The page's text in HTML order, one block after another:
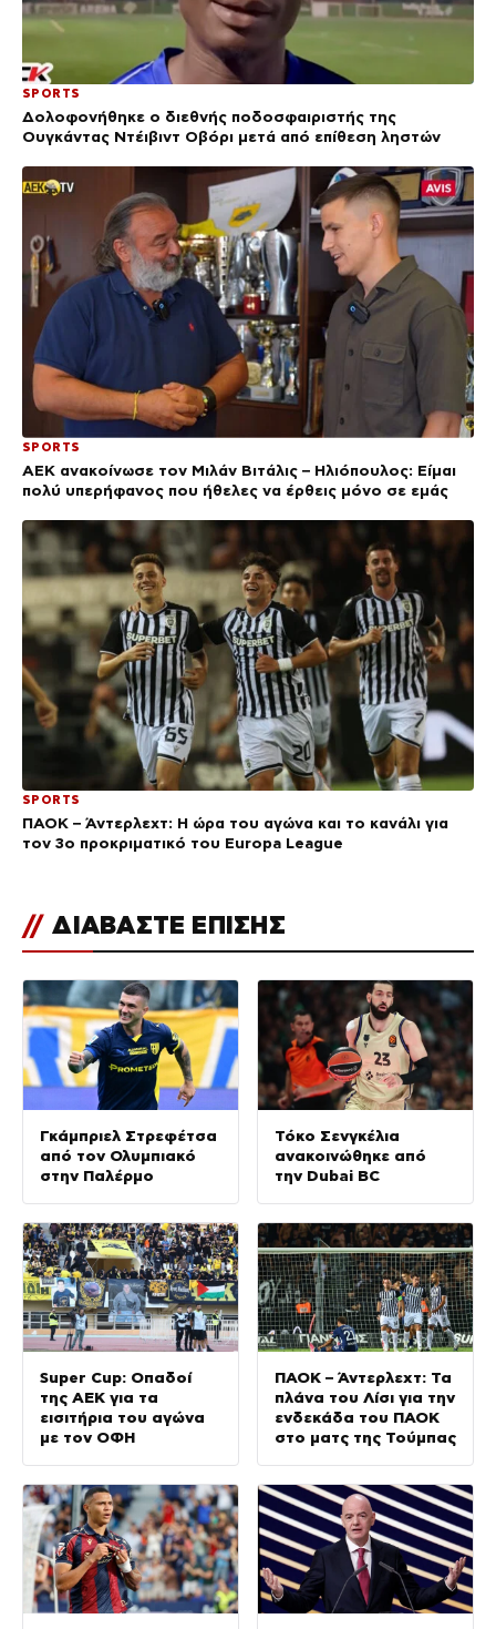
SPORTS
Δολοφονήθηκε ο διεθνής ποδοσφαιριστής της
Ουγκάντας Ντέιβιντ Οβόρι μετά από επίθεση ληστών
SPORTS
ΑΕΚ ανακοίνωσε τον Μιλάν Βιτάλις – Ηλιόπουλος: Είμαι
πολύ υπερήφανος που ήθελες να έρθεις μόνο σε εμάς
SPORTS
ΠΑΟΚ – Άντερλεχτ: Η ώρα του αγώνα και το κανάλι για
τον 3ο προκριματικό του Europa League
// ΔΙΑΒΑΣΤΕ ΕΠΙΣΗΣ
Γκάμπριελ Στρεφέτσα
από τον Ολυμπιακό
στην Παλέρμο
Τόκο Σενγκέλια
ανακοινώθηκε από
την Dubai BC
Super Cup: Οπαδοί
της ΑΕΚ για τα
εισιτήρια του αγώνα
με τον ΟΦΗ
ΠΑΟΚ – Άντερλεχτ: Τα
πλάνα του Λίσι για την
ενδεκάδα του ΠΑΟΚ
στο ματς της Τούμπας